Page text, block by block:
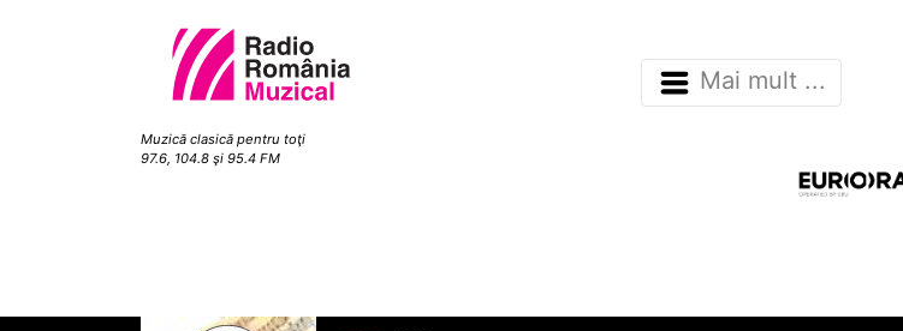
Muzică clasică pentru toţi
97.6, 104.8 şi 95.4 FM
Mai mult ...